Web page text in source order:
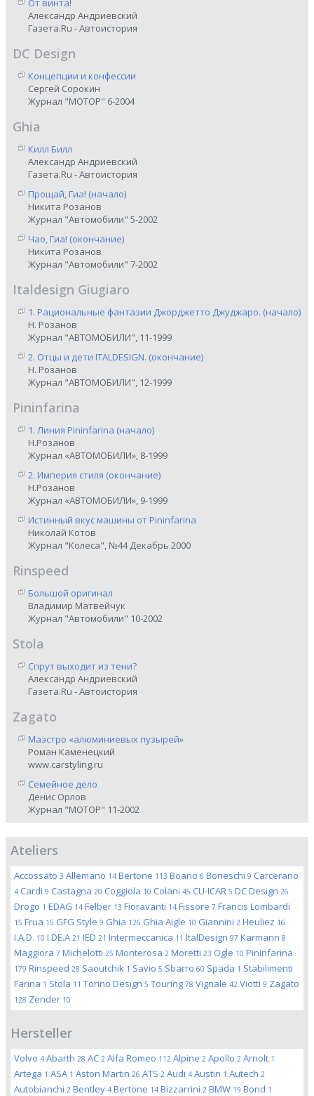
От винта!
Александр Андриевский
Газета.Ru - Автоистория
DC Design
Концепции и конфессии
Сергей Сорокин
Журнал "МОТОР" 6-2004
Ghia
Килл Билл
Александр Андриевский
Газета.Ru - Автоистория
Прощай, Гиа! (начало)
Никита Розанов
Журнал "Автомобили" 5-2002
Чао, Гиа! (окончание)
Никита Розанов
Журнал "Автомобили" 7-2002
Italdesign Giugiaro
1. Рациональные фантазии Джорджетто Джуджаро. (начало)
Н. Розанов
Журнал "АВТОМОБИЛИ", 11-1999
2. Отцы и дети ITALDESIGN. (окончание)
Н. Розанов
Журнал "АВТОМОБИЛИ", 12-1999
Pininfarina
1. Линия Pininfarina (начало)
Н.Розанов
Журнал «АВТОМОБИЛИ», 8-1999
2. Империя стиля (окончание)
Н.Розанов
Журнал «АВТОМОБИЛИ», 9-1999
Истинный вкус машины от Pininfarina
Николай Котов
Журнал "Колеса", №44 Декабрь 2000
Rinspeed
Большой оригинал
Владимир Матвейчук
Журнал "Автомобили" 10-2002
Stola
Спрут выходит из тени?
Александр Андриевский
Газета.Ru - Автоистория
Zagato
Маэстро «алюминиевых пузырей»
Роман Каменецкий
www.carstyling.ru
Семейное дело
Денис Орлов
Журнал "МОТОР" 11-2002
Ateliers
Accossato 3 Allemano 14 Bertone 113 Boano 6 Boneschi 9 Carcerano
4 Cardi 9 Castagna 20 Coggiola 10 Colani 45 CU-ICAR 5 DC Design 26
Drogo 1 EDAG 14 Felber 13 Fioravanti 14 Fissore 7 Francis Lombardi
15 Frua 15 GFG Style 9 Ghia 126 Ghia Aigle 10 Giannini 2 Heuliez 16
I.A.D. 10 I.DE.A 21 IED 21 Intermeccanica 11 ItalDesign 97 Karmann 8
Maggiora 7 Michelotti 25 Monterosa 2 Moretti 23 Ogle 10 Pininfarina
179 Rinspeed 28 Saoutchik 1 Savio 5 Sbarro 60 Spada 1 Stabilimenti
Farina 1 Stola 11 Torino Design 5 Touring 78 Vignale 42 Viotti 9 Zagato
128 Zender 10
Hersteller
Volvo 4 Abarth 28 AC 2 Alfa Romeo 112 Alpine 2 Apollo 2 Arnolt 1
Artega 1 ASA 1 Aston Martin 26 ATS 2 Audi 4 Austin 1 Autech 2
Autobianchi 2 Bentley 4 Bertone 14 Bizzarrini 2 BMW 19 Bond 1